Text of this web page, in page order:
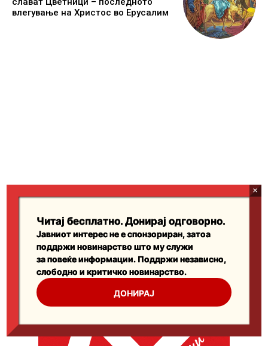
Читај бесплатно. Донирај одговорно.
Јавниот интерес не е спонзориран, затоа
поддржи новинарство што му служи
за повеќе информации. Поддржи независно,
слободно и критичко новинарство.
ДОНИРАЈ